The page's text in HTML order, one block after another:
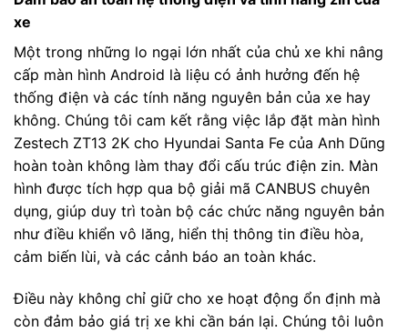
xe
Một trong những lo ngại lớn nhất của chủ xe khi nâng
cấp màn hình Android là liệu có ảnh hưởng đến hệ
thống điện và các tính năng nguyên bản của xe hay
không. Chúng tôi cam kết rằng việc lắp đặt màn hình
Zestech ZT13 2K cho Hyundai Santa Fe của Anh Dũng
hoàn toàn không làm thay đổi cấu trúc điện zin. Màn
hình được tích hợp qua bộ giải mã CANBUS chuyên
dụng, giúp duy trì toàn bộ các chức năng nguyên bản
như điều khiển vô lăng, hiển thị thông tin điều hòa,
cảm biến lùi, và các cảnh báo an toàn khác.
Điều này không chỉ giữ cho xe hoạt động ổn định mà
còn đảm bảo giá trị xe khi cần bán lại. Chúng tôi luôn